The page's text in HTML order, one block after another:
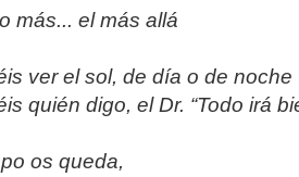
más... el más allá
ver el sol, de día o de noche
quién digo, el Dr. “Todo irá
os queda,